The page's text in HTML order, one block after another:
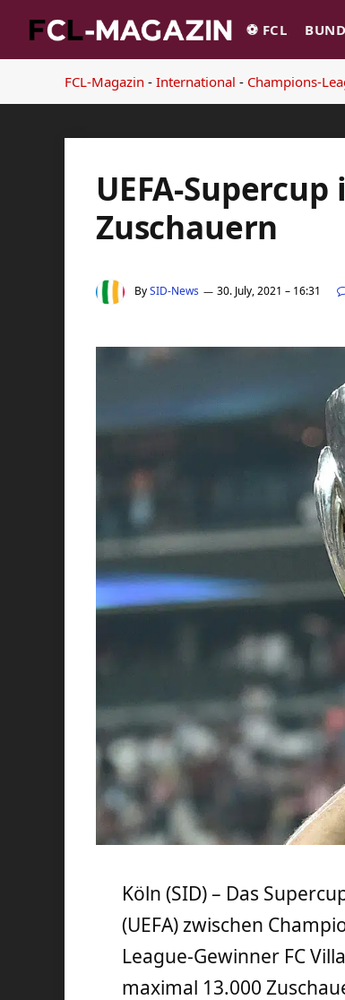
⚽️ FCL
FCL-Magazin - International - Champions-
UEFA-
Zuschauern
BySID-News 30. July, 2021 – 16:31
Köln (SID) – Das
(UEFA) zwischen
League-Gewinner FC
maximal 13.000